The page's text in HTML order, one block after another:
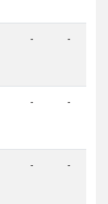
- -
- -
- -